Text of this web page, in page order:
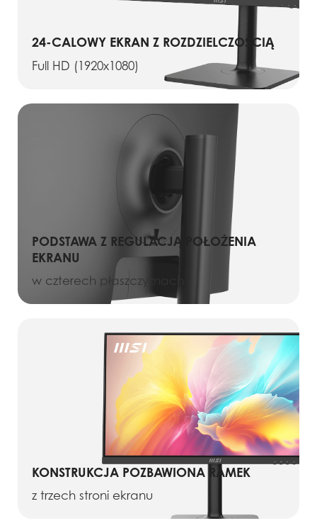
24-CALOWY EKRAN Z ROZDZIELCZOŚCIĄ
Full HD (1920x1080)
PODSTAWA Z REGULACJĄ POŁOŻENIA
EKRANU
w czterech płaszczyznach
KONSTRUKCJA POZBAWIONA RAMEK
z trzech stroni ekranu